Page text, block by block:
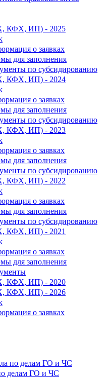
КФХ, ИП) - 2025
о заявках
для заполнения
по субсидированию
КФХ, ИП) - 2024
о заявках
для заполнения
по субсидированию
КФХ, ИП) - 2023
о заявках
для заполнения
по субсидированию
КФХ, ИП) - 2022
о заявках
для заполнения
по субсидированию
КФХ, ИП) - 2021
о заявках
для заполнения
КФХ, ИП) - 2020
КФХ, ИП) - 2026
о заявках
по делам ГО и ЧС
делам ГО и ЧС